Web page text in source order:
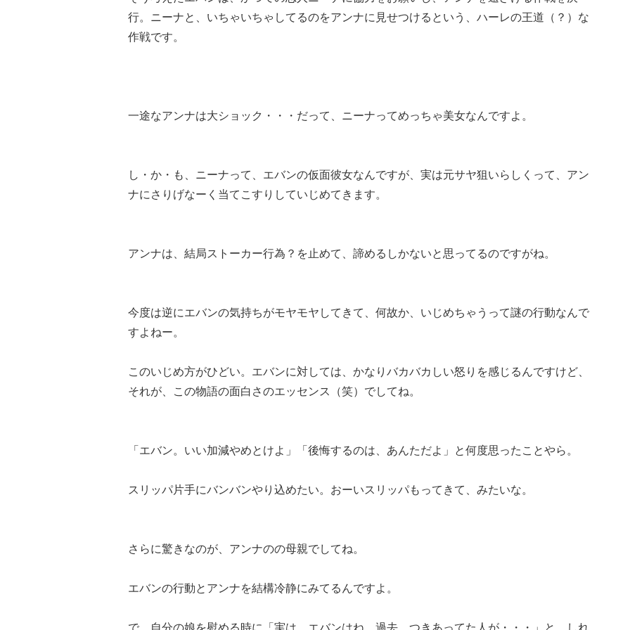
行。ニーナと、いちゃいちゃしてるのをアンナに見せつけるという、ハーレの王道（？）な
作戦です。
一途なアンナは大ショック・・・だって、ニーナってめっちゃ美女なんですよ。
し・か・も、ニーナって、エバンの仮面彼女なんですが、実は元サヤ狙いらしくって、アン
ナにさりげなーく当てこすりしていじめてきます。
アンナは、結局ストーカー行為？を止めて、諦めるしかないと思ってるのですがね。
今度は逆にエバンの気持ちがモヤモヤしてきて、何故か、いじめちゃうって謎の行動なんで
すよねー。
このいじめ方がひどい。エバンに対しては、かなりバカバカしい怒りを感じるんですけど、
それが、この物語の面白さのエッセンス（笑）でしてね。
「エバン。いい加減やめとけよ」「後悔するのは、あんただよ」と何度思ったことやら。
スリッパ片手にバンバンやり込めたい。おーいスリッパもってきて、みたいな。
さらに驚きなのが、アンナのの母親でしてね。
エバンの行動とアンナを結構冷静にみてるんですよ。